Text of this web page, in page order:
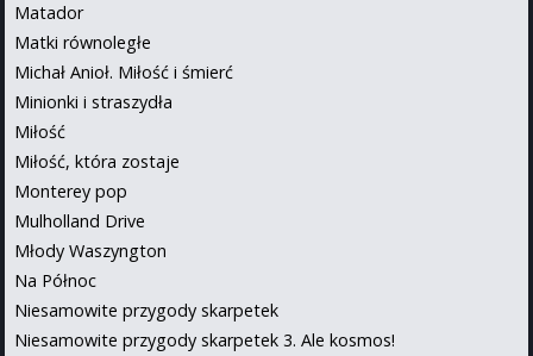
Matador
Matki równoległe
Michał Anioł. Miłość i śmierć
Minionki i straszydła
Miłość
Miłość, która zostaje
Monterey pop
Mulholland Drive
Młody Waszyngton
Na Północ
Niesamowite przygody skarpetek
Niesamowite przygody skarpetek 3. Ale kosmos!